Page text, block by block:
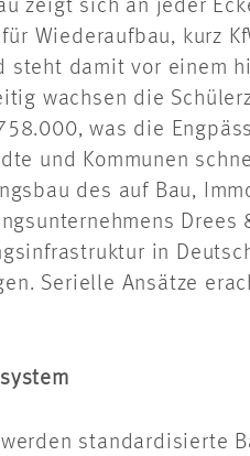
zeigt sich an jeder
Wiederaufbau, kurz
steht damit vor einem
wachsen die
was die
und Kommunen
des auf Bau,
Drees
in
Serielle Ansätze
standardisierte